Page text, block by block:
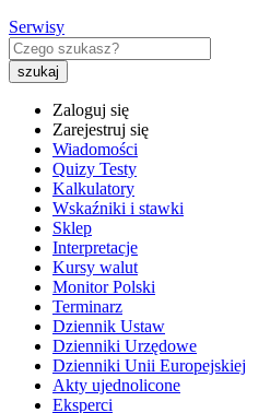
Serwisy
Zaloguj się
Zarejestruj się
Wiadomości
Quizy Testy
Kalkulatory
Wskaźniki i stawki
Sklep
Interpretacje
Kursy walut
Monitor Polski
Terminarz
Dziennik Ustaw
Dzienniki Urzędowe
Dzienniki Unii Europejskiej
Akty ujednolicone
Eksperci